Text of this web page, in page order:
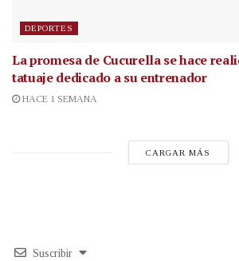
DEPORTES
La promesa de Cucurella se hace
tatuaje dedicado a su entrenador
HACE 1 SEMANA
CARGAR MÁS
Suscribir